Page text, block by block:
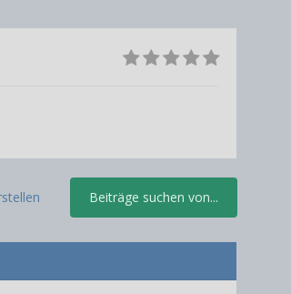
Beiträge suchen von...